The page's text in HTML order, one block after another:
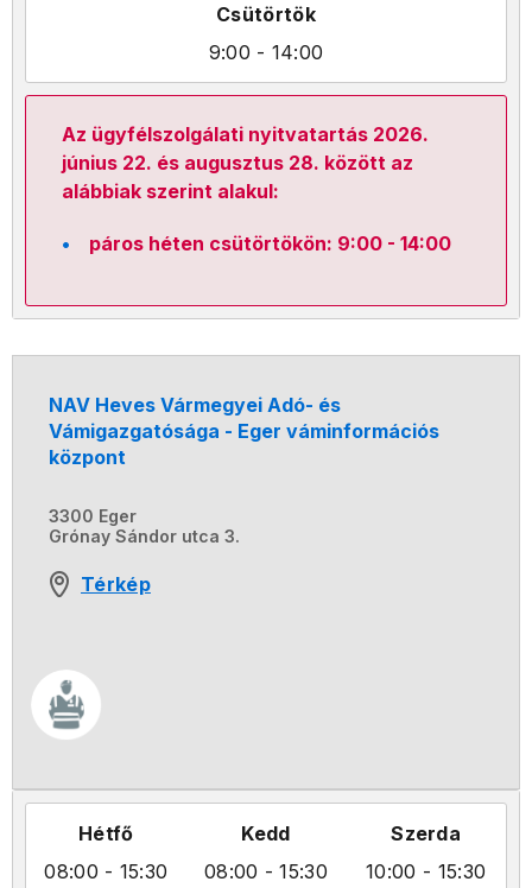
Csütörtök
9:00 - 14:00
Az ügyfélszolgálati nyitvatartás 2026.
június 22. és augusztus 28. között az
alábbiak szerint alakul:
páros héten csütörtökön: 9:00 - 14:00
NAV Heves Vármegyei Adó- és
Vámigazgatósága - Eger váminformációs
központ
3300 Eger
Grónay Sándor utca 3.
Térkép
Hétfő
08:00 - 15:30
Kedd
08:00 - 15:30
Szerda
10:00 - 15:30